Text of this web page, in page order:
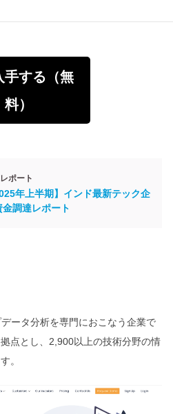
手する（無
料）
ポート
年上半期】インド最新テック企
金調達レポート
ータ分析を専門におこなう企業で
点とし、2,900以上の技術分野の情
。